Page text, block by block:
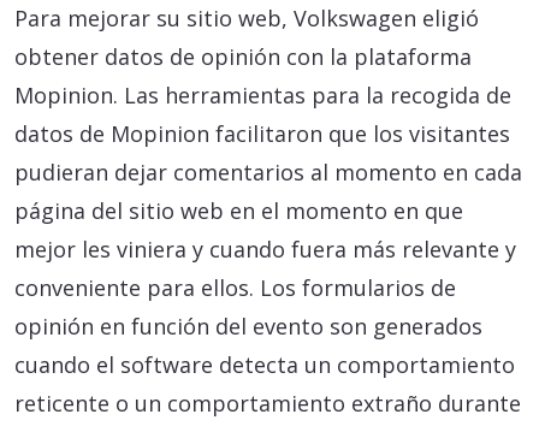
Para mejorar su sitio web, Volkswagen eligió
obtener datos de opinión con la plataforma
Mopinion. Las herramientas para la recogida de
datos de Mopinion facilitaron que los visitantes
pudieran dejar comentarios al momento en cada
página del sitio web en el momento en que
mejor les viniera y cuando fuera más relevante y
conveniente para ellos. Los formularios de
opinión en función del evento son generados
cuando el software detecta un comportamiento
reticente o un comportamiento extraño durante